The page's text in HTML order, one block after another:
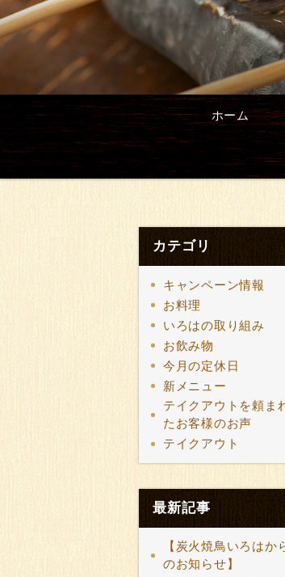
ホーム
カテゴリ
キャンペーン情報
お料理
いろはの取り組み
お飲み物
今月の定休日
新メニュー
テイクアウトを頼ま
たお客様のお声
テイクアウト
最新記事
【炭火焼鳥いろはか
のお知らせ】